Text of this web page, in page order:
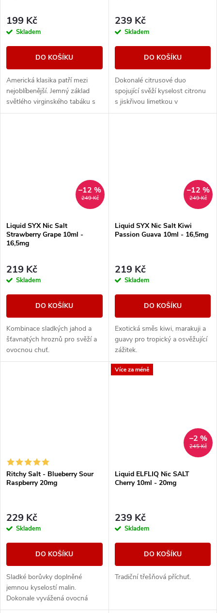
199 Kč
Skladem
DO KOŠÍKU
Americká klasika patří mezi
nejoblíbenější. Jemný základ
světlého virginského tabáku s
sebou nese nenápadné lehce
239 Kč
Skladem
DO KOŠÍKU
Dokonalé citrusové duo
spojující svěží kyselost citronu
s jiskřivou limetkou v
kombinaci, která přináší
249 Kč
–12 %
Liquid SYX Nic Salt
Strawberry Grape 10ml -
16,5mg
219 Kč
Skladem
DO KOŠÍKU
Kombinace sladkých jahod a
šťavnatých hroznů pro svěží a
ovocnou chuť.
249 Kč
–12 %
Liquid SYX Nic Salt Kiwi
Passion Guava 10ml - 16,5mg
219 Kč
Skladem
DO KOŠÍKU
Exotická směs kiwi, marakuji a
guavy pro tropický a osvěžující
zážitek.
Ritchy Salt - Blueberry Sour
Raspberry 20mg
229 Kč
Skladem
DO KOŠÍKU
Sladké borůvky doplněné
jemnou kyselostí malin.
Dokonale vyvážená ovocná
směs, která kombinuje sladké i
Více za méně
245 Kč
–2 %
Liquid ELFLIQ Nic SALT
Cherry 10ml - 20mg
239 Kč
Skladem
DO KOŠÍKU
Tradiční třešňová příchuť.